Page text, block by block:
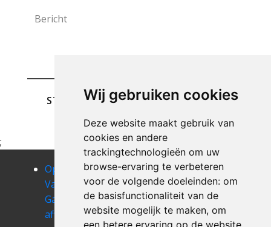
Wij gebruiken cookies
Deze website maakt gebruik van
cookies en andere
trackingtechnologieën om uw
browse-ervaring te verbeteren
voor de volgende doeleinden: om
de basisfunctionaliteit van de
website mogelijk te maken, om
een betere ervaring op de website
STUREN
;
Opruimen
Van Uw
Garage
affligem
Opruimen
Van Uw
Garage
alsemberg
Opruimen
Van Uw
Garage asse
Opruimen